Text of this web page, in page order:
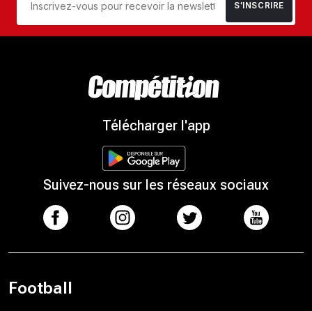
S’INSCRIRE
Télécharger l'app
Suivez-nous sur les réseaux sociaux
Football